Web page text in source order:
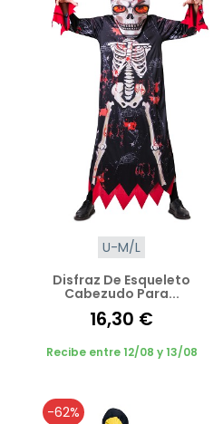
U-M/L
Disfraz De Esqueleto
Cabezudo Para...
16,30 €
Recibe entre 12/08 y 13/08
-62%